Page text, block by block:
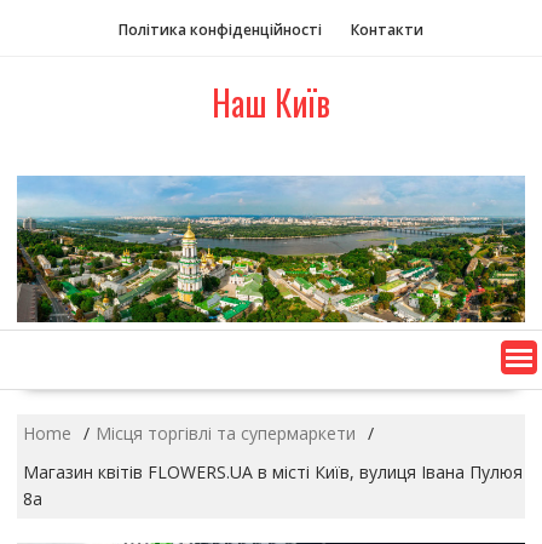
t
Політика конфіденційності Контакти
Наш Київ
Home
Місця торгівлі та супермаркети
Магазин квітів FLOWERS.UA в місті Київ, вулиця Івана Пулюя
8а